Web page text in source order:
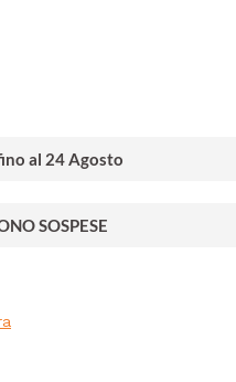
al 24 Agosto
SOSPESE